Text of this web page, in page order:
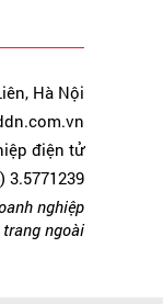
Hà Nội
điện tử
3.5771239
nghiệp
ngoài